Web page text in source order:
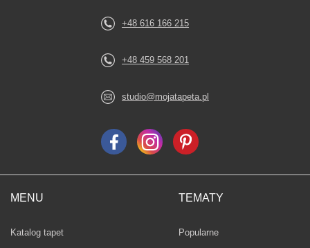
MENU
Katalog tapet
TEMATY
Fototapety
Popularne
+48 616 166 215
+48 459 568 201
studio@mojatapeta.pl